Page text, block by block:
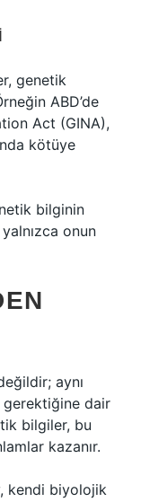
genetik
ABD’de
Act (GINA),
kötüye
bilginin
onun
aynı
gerektiğine dair
bilgiler, bu
kazanır.
kendi biyolojik